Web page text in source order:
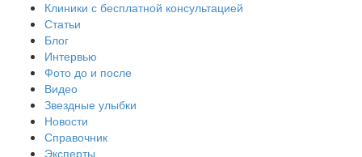
Клиники с бесплатной консультацией
Статьи
Блог
Интервью
Фото до и после
Видео
Звездные улыбки
Новости
Справочник
Эксперты